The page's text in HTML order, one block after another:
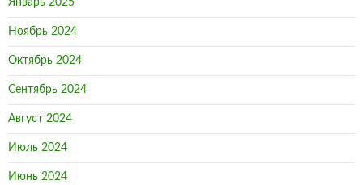
Январь 2025
Ноябрь 2024
Октябрь 2024
Сентябрь 2024
Август 2024
Июль 2024
Июнь 2024